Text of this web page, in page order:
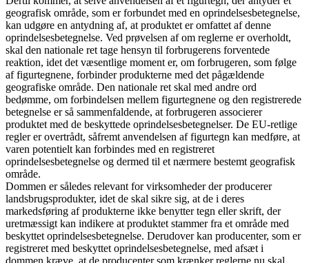
geografisk område, som er forbundet med en oprindelsesbetegnelse,
kan udgøre en antydning af, at produktet er omfattet af denne
oprindelsesbetegnelse. Ved prøvelsen af om reglerne er overholdt,
skal den nationale ret tage hensyn til forbrugerens forventede
reaktion, idet det væsentlige moment er, om forbrugeren, som følge
af figurtegnene, forbinder produkterne med det pågældende
geografiske område. Den nationale ret skal med andre ord
bedømme, om forbindelsen mellem figurtegnene og den registrerede
betegnelse er så sammenfaldende, at forbrugeren associerer
produktet med de beskyttede oprindelsesbetegnelser. De EU-retlige
regler er overtrådt, såfremt anvendelsen af figurtegn kan medføre, at
varen potentielt kan forbindes med en registreret
oprindelsesbetegnelse og dermed til et nærmere bestemt geografisk
område.
Dommen er således relevant for virksomheder der producerer
landsbrugsprodukter, idet de skal sikre sig, at de i deres
markedsføring af produkterne ikke benytter tegn eller skrift, der
uretmæssigt kan indikere at produktet stammer fra et område med
beskyttet oprindelsesbetegnelse. Derudover kan producenter, som er
registreret med beskyttet oprindelsesbetegnelse, med afsæt i
dommen kræve, at de producenter som krænker reglerne nu skal